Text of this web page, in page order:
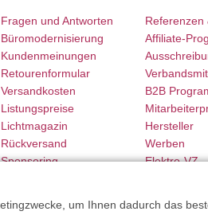
Fragen und Antworten
Büromodernisierung
Kundenmeinungen
Retourenformular
Versandkosten
Listungspreise
Lichtmagazin
Rückversand
Sponsoring
Referenzen
Affiliate-
B2B
Hersteller
Werben
Elektro-VZ
um Ihnen dadurch das